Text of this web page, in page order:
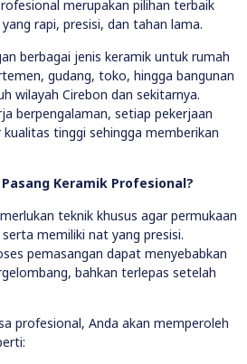
merupakan pilihan terbaik
rapi, presisi, dan tahan lama.
berbagai jenis keramik untuk rumah
gudang, toko, hingga bangunan
wilayah Cirebon dan sekitarnya.
berpengalaman, setiap pekerjaan
tinggi sehingga memberikan
Keramik Profesional?
teknik khusus agar permukaan
memiliki nat yang presisi.
pemasangan dapat menyebabkan
bahkan terlepas setelah
profesional, Anda akan memperoleh